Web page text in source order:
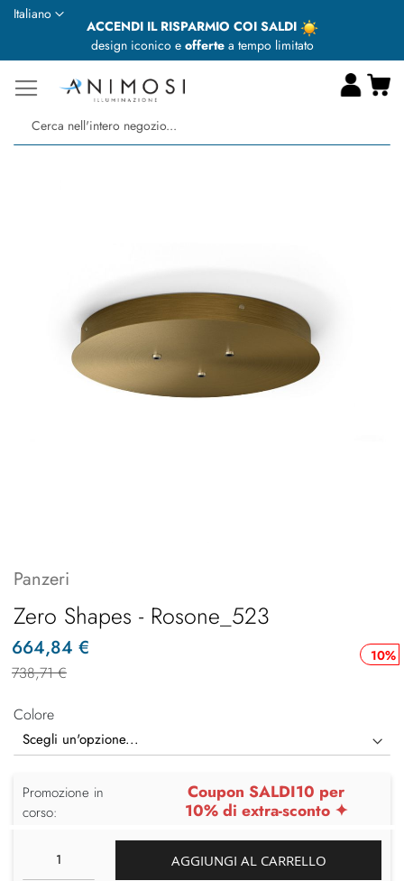
ACCENDI IL RISPARMIO COI SALDI
design iconico e offertea tempo limitato
Lingua
Italiano
Panzeri
Zero Shapes - Rosone_523
10%
664,84 €
738,71 €
Colore
Promozione in
corso:
Coupon SALDI10 per
10% di extra-sconto ✦
AGGIUNGI AL CARRELLO